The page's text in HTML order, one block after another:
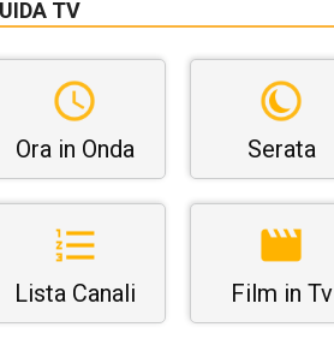
TV
Ora in Onda Serata
Lista Canali Film in Tv